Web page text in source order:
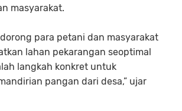
masyarakat.
para petani dan masyarakat
lahan pekarangan seoptimal
langkah konkret untuk
pangan dari desa,” ujar